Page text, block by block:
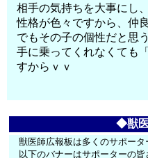
相手の気持ちを大事にし
性格が色々ですから、仲
でもその子の個性だと思
手に乗ってくれなくても
すからｖｖ
◆獣
獣医師広報板は多くのサポータ
以下のバナーはサポーターの